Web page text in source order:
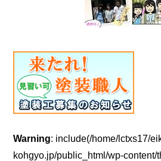
Warning: include(/home/lctxs17/
kohgyo.jp/public_html/wp-content/